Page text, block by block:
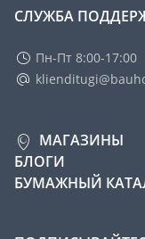
СЛУЖБА
Пн-Пт 8:00-17:00
МАГАЗИНЫ
БЛОГИ
БУМАЖНЫЙ